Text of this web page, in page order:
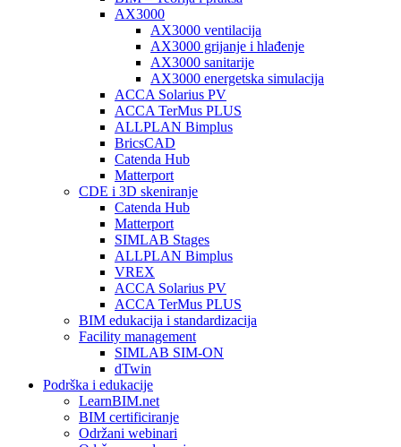
AX3000
AX3000 ventilacija
AX3000 grijanje i hlađenje
AX3000 sanitarije
AX3000 energetska simulacija
ACCA Solarius PV
ACCA TerMus PLUS
ALLPLAN Bimplus
BricsCAD
Catenda Hub
Matterport
CDE i 3D skeniranje
Catenda Hub
Matterport
SIMLAB Stages
ALLPLAN Bimplus
VREX
ACCA Solarius PV
ACCA TerMus PLUS
BIM edukacija i standardizacija
Facility management
SIMLAB SIM-ON
dTwin
Podrška i edukacije
LearnBIM.net
BIM certificiranje
Održani webinari